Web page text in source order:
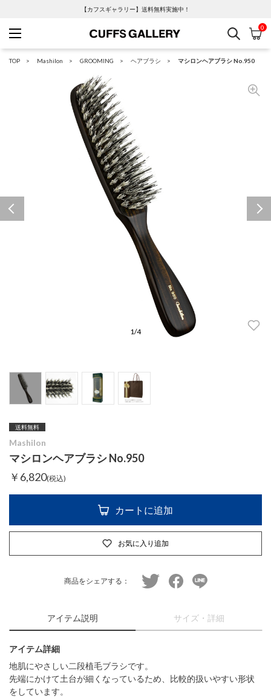
【カフスギャラリー】送料無料実施中！
Cuffs Gallery
検索 カ
0
TOP Mashilon GROOMING ヘアブラシ マシロンヘアブラシ No.950
1/4
送料無料
Mashilon
マシロンヘアブラシ No.950
￥6,820(税込)
カートに追加
お気に入り追加
商品をシェアする： twitter facebookline
アイテム説明 サイズ・詳細
アイテム詳細
地肌にやさしい二段植毛ブラシです。
先端にかけて土台が細くなっているため、比較的扱いやすい形状
をしています。